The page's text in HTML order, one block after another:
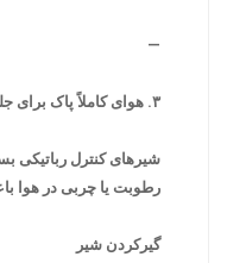
—
۳. هوای کاملاً پاک برای جلوگیری از خرابی شیرهای ربات
شیرهای کنترل رباتیکی
رطوبت یا چربی در هوا
گیرکردن شیر